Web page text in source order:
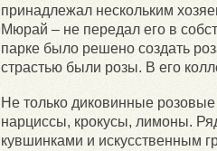
принадлежал нескольким
Мюрай – не передал его в
парке было решено создать
страстью были розы. В его
Не только диковинные
нарциссы, крокусы, лимоны.
кувшинками и искусственным